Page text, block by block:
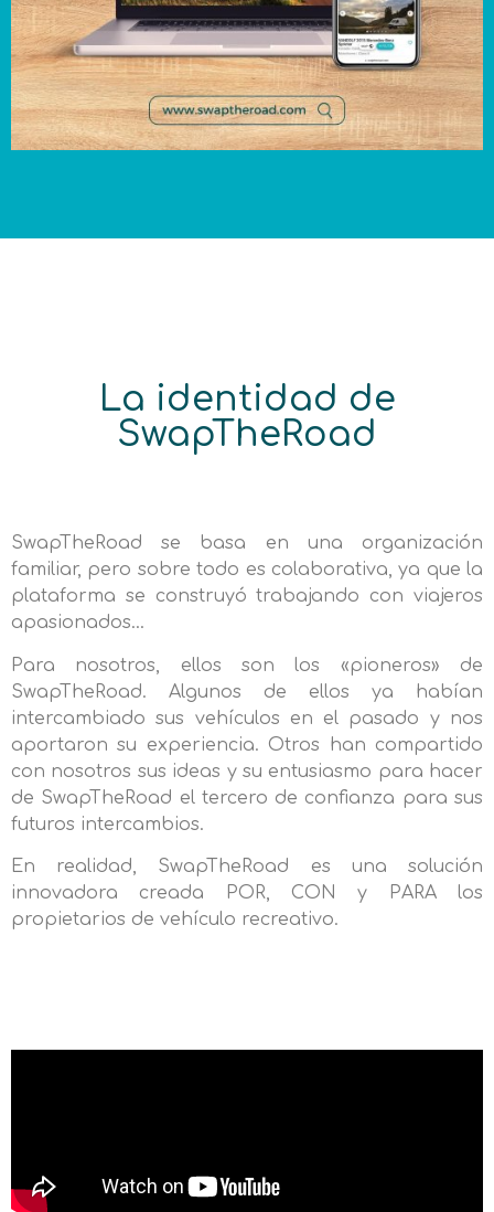
La identidad de
SwapTheRoad
SwapTheRoad se basa en una organización
familiar, pero sobre todo es colaborativa, ya que la
plataforma se construyó trabajando con viajeros
apasionados…
Para nosotros, ellos son los «pioneros» de
SwapTheRoad. Algunos de ellos ya habían
intercambiado sus vehículos en el pasado y nos
aportaron su experiencia. Otros han compartido
con nosotros sus ideas y su entusiasmo para hacer
de SwapTheRoad el tercero de confianza para sus
futuros intercambios.
En realidad, SwapTheRoad es una solución
innovadora creada POR, CON y PARA los
propietarios de vehículo recreativo.